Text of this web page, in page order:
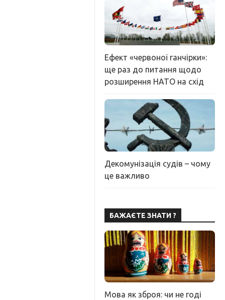
Ефект «червоної ганчірки»:
ще раз до питання щодо
розширення НАТО на схід
Декомунізація судів – чому
це важливо
БАЖАЄТЕ ЗНАТИ ?
Мова як зброя: чи не годі